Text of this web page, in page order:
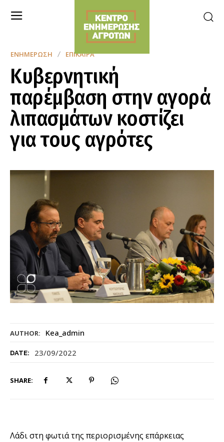
AUTHOR: Kea_admin
DATE: 23/09/2022
SHARE:
ΕΝΗΜΈΡΩΣΗ ΕΠΊΚΑΙΡΑ
Κυβερνητική
παρέμβαση στην αγορά
λιπασμάτων κοστίζει
για τους αγρότες
Λάδι στη φωτιά της περιορισμένης επάρκειας